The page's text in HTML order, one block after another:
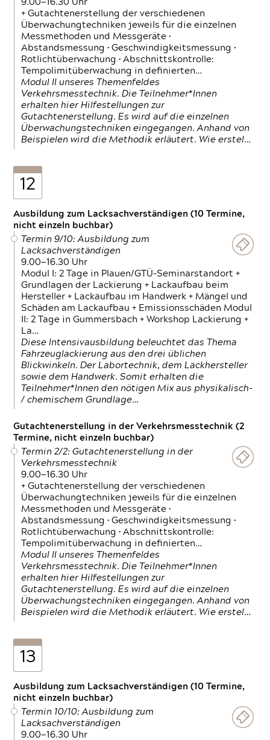
9.00—16.30 Uhr
+ Gutachtenerstellung der verschiedenen
Überwachungtechniken jeweils für die einzelnen
Messmethoden und Messgeräte •
Abstandsmessung • Geschwindigkeitsmessung •
Rotlichtüberwachung • Abschnittskontrolle:
Tempolimitüberwachung in definierten…
Modul II unseres Themenfeldes
Verkehrsmesstechnik. Die Teilnehmer*Innen
erhalten hier Hilfestellungen zur
Gutachtenerstellung. Es wird auf die einzelnen
Überwachungstechniken eingegangen. Anhand von
Beispielen wird die Methodik erläutert. Wie erstel…
12
Ausbildung zum Lacksachverständigen (10 Termine,
nicht einzeln buchbar)
Termin 9/10: Ausbildung zum
Lacksachverständigen
9.00—16.30 Uhr
Modul I: 2 Tage in Plauen/GTÜ-Seminarstandort +
Grundlagen der Lackierung + Lackaufbau beim
Hersteller + Lackaufbau im Handwerk + Mängel und
Schäden am Lackaufbau + Emissionsschäden Modul
II: 2 Tage in Gummersbach + Workshop Lackierung +
La…
Diese Intensivausbildung beleuchtet das Thema
Fahrzeuglackierung aus den drei üblichen
Blickwinkeln. Der Labortechnik, dem Lackhersteller
sowie dem Handwerk. Somit erhalten die
Teilnehmer*Innen den nötigen Mix aus physikalisch-
/ chemischem Grundlage…
Gutachtenerstellung in der Verkehrsmesstechnik (2
Termine, nicht einzeln buchbar)
Termin 2/2: Gutachtenerstellung in der
Verkehrsmesstechnik
9.00—16.30 Uhr
+ Gutachtenerstellung der verschiedenen
Überwachungtechniken jeweils für die einzelnen
Messmethoden und Messgeräte •
Abstandsmessung • Geschwindigkeitsmessung •
Rotlichtüberwachung • Abschnittskontrolle:
Tempolimitüberwachung in definierten…
Modul II unseres Themenfeldes
Verkehrsmesstechnik. Die Teilnehmer*Innen
erhalten hier Hilfestellungen zur
Gutachtenerstellung. Es wird auf die einzelnen
Überwachungstechniken eingegangen. Anhand von
Beispielen wird die Methodik erläutert. Wie erstel…
13
Ausbildung zum Lacksachverständigen (10 Termine,
nicht einzeln buchbar)
Termin 10/10: Ausbildung zum
Lacksachverständigen
9.00—16.30 Uhr